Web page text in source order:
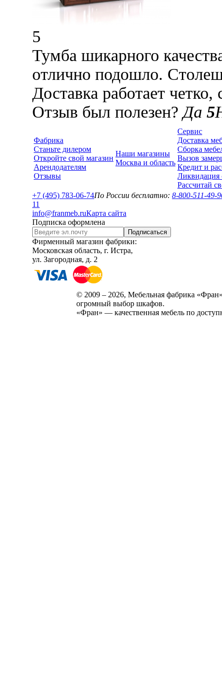
5
Тумба шикарного
отлично подошло.
Доставка работает
Отзыв был полезен?Да 5
Фабрика
Станьте дилером
Откройте свой магазин
Арендодателям
Отзывы
Наши магазины
Москва и область
Сервис
Доставка
Сборка
Вызов
Кредит и
Ликвидация
Рассчитай
+7 (495) 783-06-74По России бесплатно: 8-800-511-49-
11
info@franmeb.ruКарта сайта
Подписка оформлена
Подписаться
Фирменный магазин фабрики:
Московская область, г. Истра,
ул. Загородная, д. 2
© 2009 – 2026, Мебельная фабрика
огромный выбор шкафов.
«Фран» — качественная мебель по